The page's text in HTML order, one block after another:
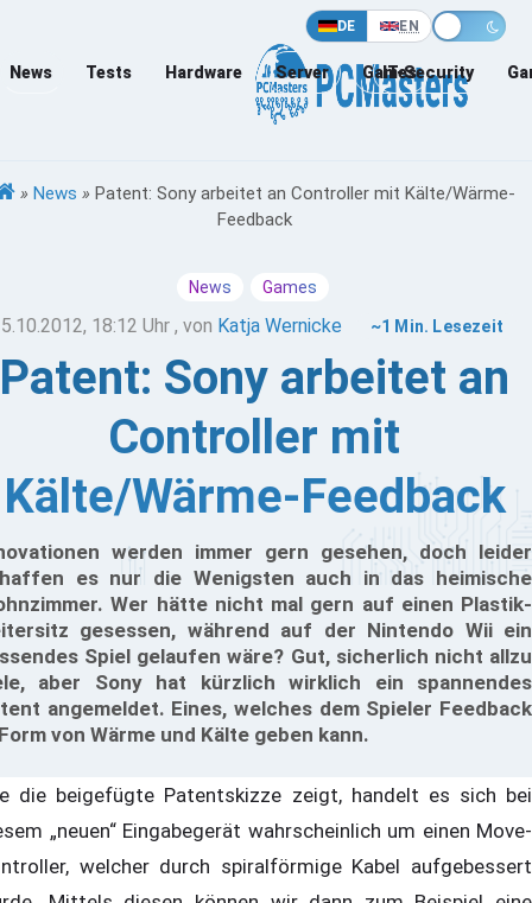
DE EN
News Tests Hardware Server Games
IT-Security
» News » Patent: Sony arbeitet an Controller mit Kälte/Wärme-
Feedback
News Games
18:12 Uhr , von Katja Wernicke ~1 Min. Lesezeit
Patent: Sony arbeitet an
Controller mit
Kälte/Wärme-Feedback
werden immer gern gesehen, doch leider
es nur die Wenigsten auch in das heimische
Wer hätte nicht mal gern auf einen Plastik-
gesessen, während auf der Nintendo Wii ein
Spiel gelaufen wäre? Gut, sicherlich nicht allzu
aber Sony hat kürzlich wirklich ein spannendes
angemeldet. Eines, welches dem Spieler Feedback
von Wärme und Kälte geben kann.
die beigefügte Patentskizze zeigt, handelt es sich bei
„neuen“ Eingabegerät wahrscheinlich um einen Move-
welcher durch spiralförmige Kabel aufgebessert